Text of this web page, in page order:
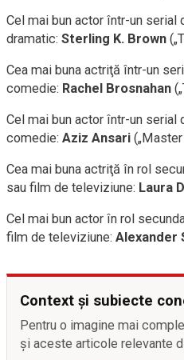
Cel mai bun actor într-un serial
dramatic: Sterling K. Brown
Cea mai buna actriţă într-un
comedie: Rachel Brosnahan
Cel mai bun actor într-un
comedie: Aziz Ansari
Cea mai buna actriţă în rol
sau film de televiziune: Laura
Cel mai bun actor în rol
film de televiziune: Alexander
Context și subiecte
Pentru o imagine mai
și aceste articole relevante